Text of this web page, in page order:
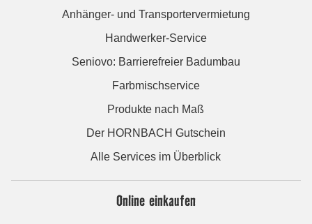
Anhänger- und Transportervermietung
Handwerker-Service
Seniovo: Barrierefreier Badumbau
Farbmischservice
Produkte nach Maß
Der HORNBACH Gutschein
Alle Services im Überblick
Online einkaufen